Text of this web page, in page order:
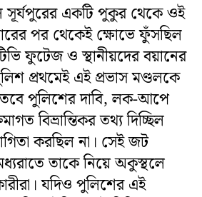
সূর্যপুরের একটি পুকুর থেকে ওই
পর থেকেই ক্ষোভে ফুঁসছিল
ফুটেজ ও স্থানীয়দের বয়ানের
প্রথমেই এই প্রভাস মণ্ডলকে
তবে পুলিশের দাবি, লক-আপে
বিভ্রান্তিকর তথ্য দিচ্ছিল
করছিল না। সেই জট
তাকে নিয়ে অকুস্থলে
যদিও পুলিশের এই